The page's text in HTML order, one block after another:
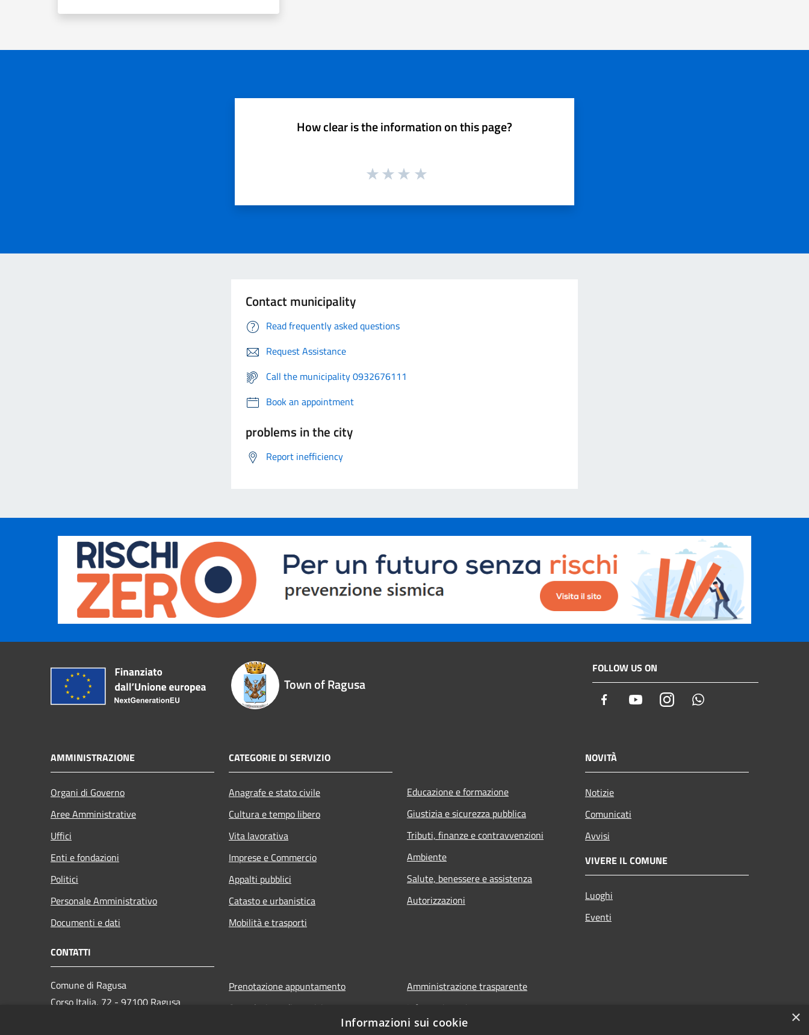
How clear is the information on this page?
Contact municipality
Read frequently asked questions
Request Assistance
Call the municipality 0932676111
Book an appointment
problems in the city
Report inefficiency
Town of Ragusa
FOLLOW US ON
Facebook YoutubeInstagram
AMMINISTRAZIONE
Organi di Governo
Aree Amministrative
Uffici
Enti e fondazioni
Politici
Personale Amministrativo
Documenti e dati
CATEGORIE DI SERVIZIO
Anagrafe e stato civile
Cultura e tempo libero
Vita lavorativa
Imprese e Commercio
Appalti pubblici
Catasto e urbanistica
Mobilità e trasporti
Educazione e formazione
Giustizia e sicurezza pubblica
Tributi, finanze e contravvenzioni
Ambiente
Salute, benessere e assistenza
Autorizzazioni
NOVITÀ
Notizie
Comunicati
Avvisi
VIVERE IL COMUNE
Luoghi
Eventi
CONTATTI
Comune di Ragusa
Corso Italia, 72 - 97100 Ragusa
Prenotazione appuntamento
Segnalazione disservizio
Amministrazione trasparente
Informativa privacy
Note legali
×
Informazioni sui cookie